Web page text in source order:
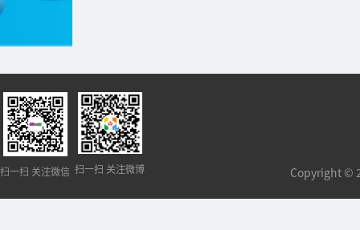
扫一扫 关注微信 扫一扫 关注微博 Copyright ©